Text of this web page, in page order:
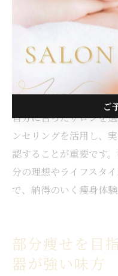
口コミや体験談を比較
「スタッフが親身で通
ロンほど、リピーター
説明不足や過度な勧誘
傾向にあります。
自分に合ったサロンを
ンセリングを活用し、
認することが重要です
分の理想やライフスタ
で、納得のいく痩身体
部分痩せを目
器が強い味方
ご